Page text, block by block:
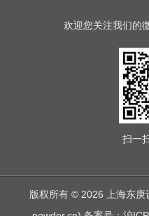
欢迎您关注我们的
扫一
版权所有 © 2026 上海东庚